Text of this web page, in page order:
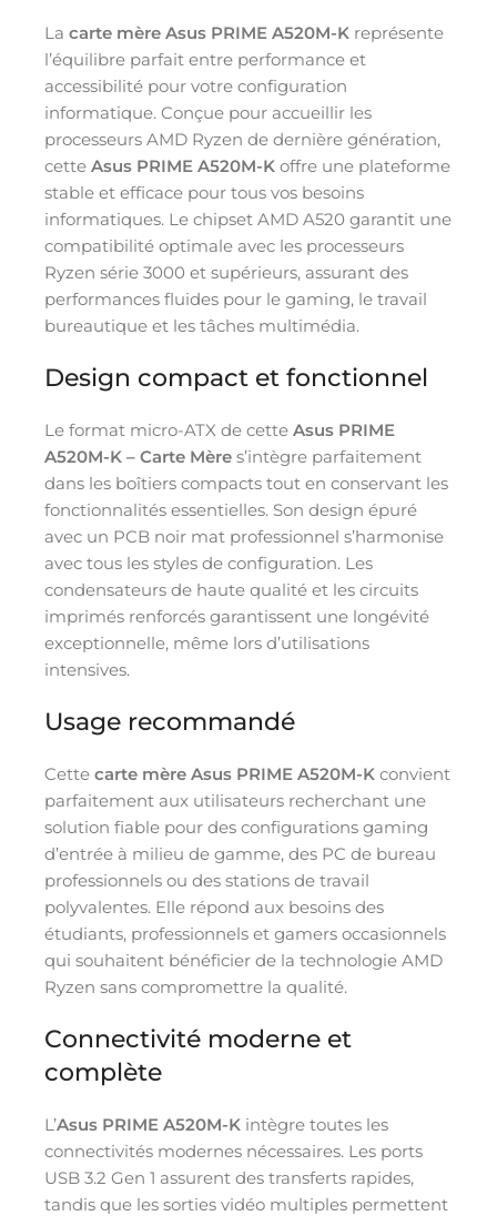
La carte mère Asus PRIME A520M-K représente
l’équilibre parfait entre performance et
accessibilité pour votre configuration
informatique. Conçue pour accueillir les
processeurs AMD Ryzen de dernière génération,
cette Asus PRIME A520M-K offre une plateforme
stable et efficace pour tous vos besoins
informatiques. Le chipset AMD A520 garantit une
compatibilité optimale avec les processeurs
Ryzen série 3000 et supérieurs, assurant des
performances fluides pour le gaming, le travail
bureautique et les tâches multimédia.
Design compact et fonctionnel
Le format micro-ATX de cette Asus PRIME
A520M-K – Carte Mère s’intègre parfaitement
dans les boîtiers compacts tout en conservant les
fonctionnalités essentielles. Son design épuré
avec un PCB noir mat professionnel s’harmonise
avec tous les styles de configuration. Les
condensateurs de haute qualité et les circuits
imprimés renforcés garantissent une longévité
exceptionnelle, même lors d’utilisations
intensives.
Usage recommandé
Cette carte mère Asus PRIME A520M-K convient
parfaitement aux utilisateurs recherchant une
solution fiable pour des configurations gaming
d’entrée à milieu de gamme, des PC de bureau
professionnels ou des stations de travail
polyvalentes. Elle répond aux besoins des
étudiants, professionnels et gamers occasionnels
qui souhaitent bénéficier de la technologie AMD
Ryzen sans compromettre la qualité.
Connectivité moderne et
complète
L’Asus PRIME A520M-K intègre toutes les
connectivités modernes nécessaires. Les ports
USB 3.2 Gen 1 assurent des transferts rapides,
tandis que les sorties vidéo multiples permettent